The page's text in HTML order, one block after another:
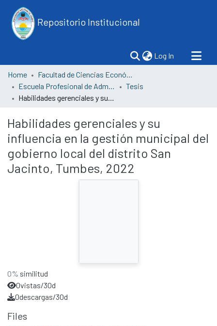
Repositorio Institucional
Log In (current)
Home
Facultad de Ciencias Económicas
Escuela Profesional de Administración
Tesis
Habilidades gerenciales y su influencia en la gestión municipal del gobierno local del distrito San Jacinto, Tumbes, 2022
Habilidades gerenciales y su
influencia en la gestión municipal del
gobierno local del distrito San
Jacinto, Tumbes, 2022
0% similitud
0vistas/30d
0descargas/30d
Files